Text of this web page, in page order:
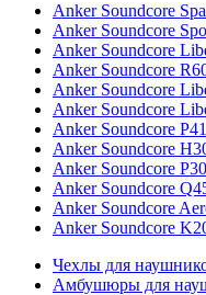
Anker Soundcore
Anker Soundcore
Anker Soundcore
Anker Soundcore
Anker Soundcore
Anker Soundcore
Anker Soundcore
Anker Soundcore
Anker Soundcore
Anker Soundcore
Anker Soundcore
Anker Soundcore
Чехлы для
Амбушюры для